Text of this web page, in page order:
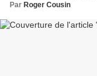
Par Roger Cousin